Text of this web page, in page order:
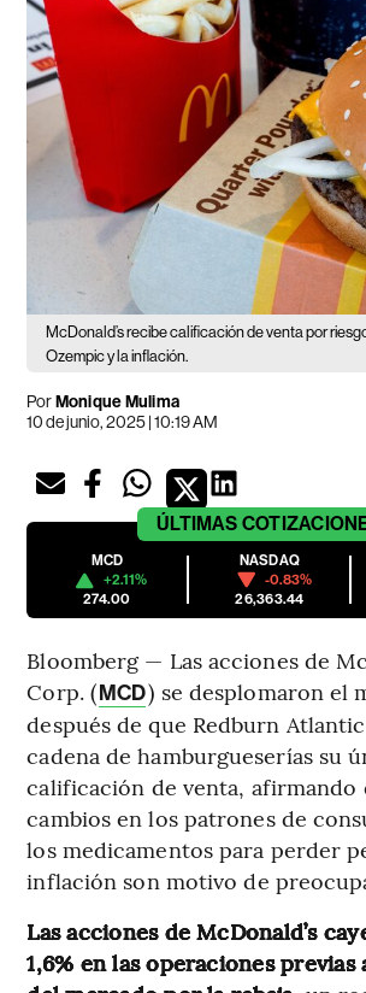
McDonald’s recibe calificación de venta por
Ozempic y la inflación.
PorMonique Mulima
10 de junio, 2025 | 10:19 AM
ÚLTIMAS
MCD
+2.11%
274.00
NASDAQ
-0.83%
26,363.44
Bloomberg — Las acciones de
Corp. (MCD) se desplomaron el
después de que Redburn
cadena de hamburgueserías su
calificación de venta, afirmando
cambios en los patrones de
los medicamentos para perder
inflación son motivo de
Las acciones de McDonald’s
1,6% en las operaciones previas